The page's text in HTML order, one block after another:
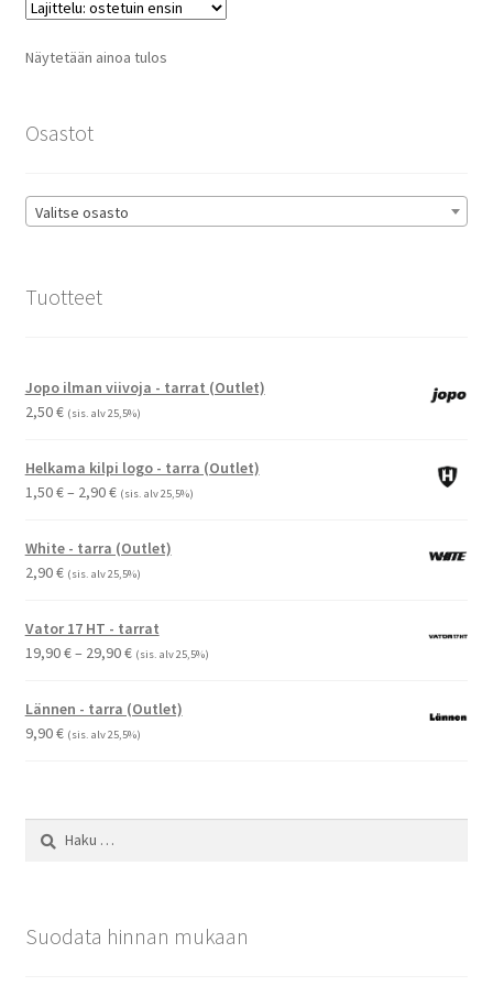
Näytetään ainoa tulos
Osastot
Valitse osasto
Tuotteet
Jopo ilman viivoja - tarrat (Outlet)
2,50€ (sis. alv 25,5%)
Helkama kilpi logo - tarra (Outlet)
1,50€– 2,90€Hintaluokka:
-
2,90 €
(sis. alv 25,5%)
White - tarra (Outlet)
2,90€ (sis. alv 25,5%)
Vator 17 HT - tarrat
19,90€– 29,90€Hintaluokka:
-
29,90 €
(sis. alv 25,5%)
Lännen - tarra (Outlet)
9,90€ (sis. alv 25,5%)
Suodata hinnan mukaan